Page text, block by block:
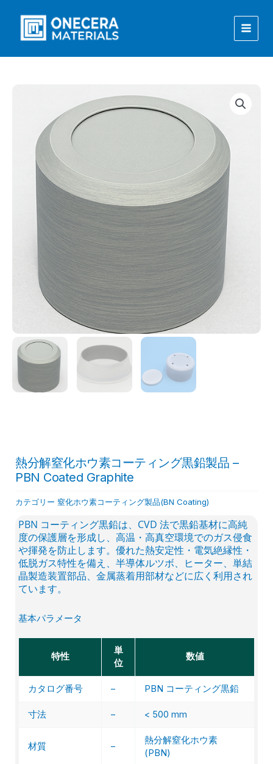
キ
熱分解窒化ホウ素コーティング黒鉛製品 –
PBN Coated Graphite
カテゴリー 窒化ホウ素コーティング製品(BN Coating)
PBN コーティング黒鉛は、CVD 法で黒鉛基材に高純
度の保護層を形成し、高温・高真空環境でのガス侵食
や揮発を防止します。優れた熱安定性・電気絶縁性・
低脱ガス特性を備え、半導体ルツボ、ヒーター、単結
晶製造装置部品、金属蒸着用部材などに広く利用され
ています。
基本パラメータ
特性
単
位
数値
カタログ番号 – PBN コーティング黒鉛
寸法 – < 500 mm
材質 –
熱分解窒化ホウ素
(PBN)